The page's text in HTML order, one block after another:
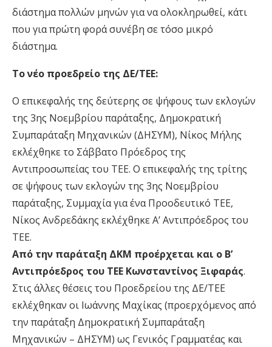
διάστημα πολλών μηνών για να ολοκληρωθεί, κάτι
που για πρώτη φορά συνέβη σε τόσο μικρό
διάστημα.
Το νέο προεδρείο της ΔΕ/ΤΕΕ:
Ο επικεφαλής της δεύτερης σε ψήφους των εκλογών
της 3ης Νοεμβρίου παράταξης, Δημοκρατική
Συμπαράταξη Μηχανικών (ΔΗΣΥΜ), Νίκος Μήλης
εκλέχθηκε το Σάββατο Πρόεδρος της
Αντιπροσωπείας του ΤΕΕ. Ο επικεφαλής της τρίτης
σε ψήφους των εκλογών της 3ης Νοεμβρίου
παράταξης, Συμμαχία για ένα Προοδευτικό ΤΕΕ,
Νίκος Ανδρεδάκης εκλέχθηκε Α’ Αντιπρόεδρος του
ΤΕΕ.
Από την παράταξη ΔΚΜ προέρχεται και ο Β’
Αντιπρόεδρος του ΤΕΕ Κωνσταντίνος Ξιφαράς.
Στις άλλες θέσεις του Προεδρείου της ΔΕ/ΤΕΕ
εκλέχθηκαν οι Ιωάννης Μαχίκας (προερχόμενος από
την παράταξη Δημοκρατική Συμπαράταξη
Μηχανικών – ΔΗΣΥΜ) ως Γενικός Γραμματέας και